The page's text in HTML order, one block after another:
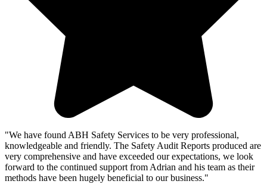
"We have found ABH Safety Services to be very professional,
knowledgeable and friendly. The Safety Audit Reports produced are
very comprehensive and have exceeded our expectations, we look
forward to the continued support from Adrian and his team as their
methods have been hugely beneficial to our business."